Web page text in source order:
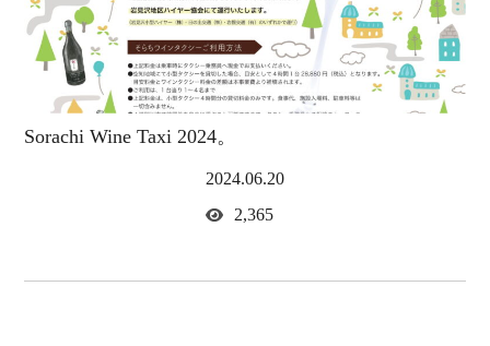
Sorachi Wine Taxi 2024。
2024.06.20
2,365